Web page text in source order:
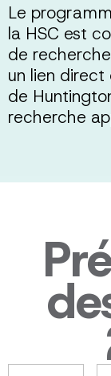
Le
la HSC est
de
un lien
de
recherche